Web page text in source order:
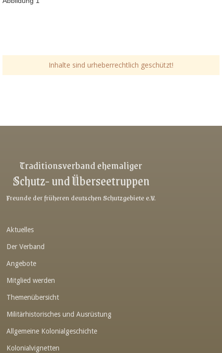
Inhalte sind urheberrechtlich geschützt!
Link-v-z
Link-v-z
Link-v-z
Link-v-z
Link-v-z
Link-v-z
Link-v-z
Traditionsverband ehemaliger
Schutz- und Überseetruppen
Freunde der früheren deutschen Schutzgebiete e.V.
Aktuelles
Der Verband
Angebote
Mitglied werden
Themenübersicht
Militärhistorisches und Ausrüstung
Allgemeine Kolonialgeschichte
Kolonialvignetten